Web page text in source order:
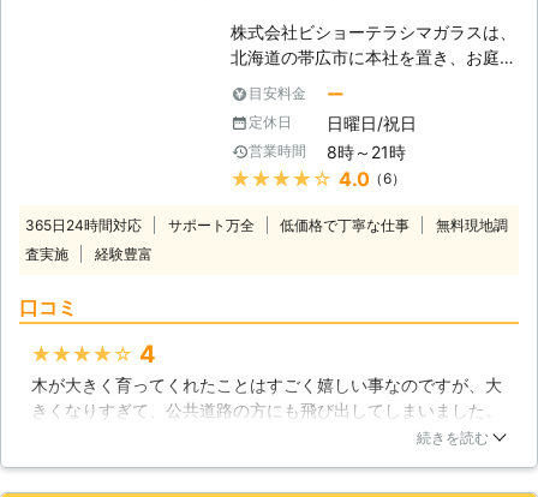
照園におまかせを！】 しかし、大き
くなってしまった木を切り倒すのは素
人では難しいです。もしかしたら家の
方角に倒してしまい、屋根や外壁など
を破損させてしまうかもしれません。
そうさせないためにも私たち株式会社
石照園のような庭作業に慣れた業者に
依頼をした方が良いです。私たちは庭
仕事を主に行っている業者であり、庭
きます。
株式会社ビショーテラシマガラスは、
北海道の帯広市に本社を置き、お庭の
木の伐採作業を行なっている会社で
す。対応可能な地域は十勝郡浦幌町だ
けになっていますが、その分町の魅力
を知りつくした地域密着型の企業なの
です。土曜日でも作業ができるので、
【伐採をしましょう】 人口5,100人ほ
くなり、そのまま放置してしまうとい
う人も少なくないようです。しかしな
がら放置された木は徐々に枯れてい
目安料金 ー
定休日 日曜日/祝日
営業時間 8時～21時
★★★★★ 4.0（6）
365日24時間対応 サポート万全 低価格で丁寧な仕事
無料現地調
査実施
経験豊富
口コミ
★★★★★ 4
木が大きく育ってくれたことはすごく嬉しい事なのですが、大
きくなりすぎて、公共道路の方にも飛び出してしまいました。
さすがにこれはまずいと思いビショーテラシマガラスサンに伐
続きを読む